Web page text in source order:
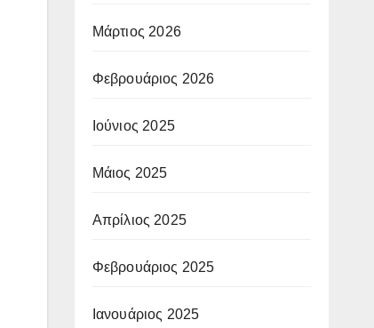
Μάρτιος 2026
Φεβρουάριος 2026
Ιούνιος 2025
Μάιος 2025
Απρίλιος 2025
Φεβρουάριος 2025
Ιανουάριος 2025